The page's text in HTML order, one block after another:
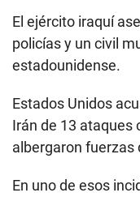
El ejército iraquí
policías y un civil
estadounidense.
Estados Unidos
Irán de 13 ataques
albergaron fuerzas
En uno de esos